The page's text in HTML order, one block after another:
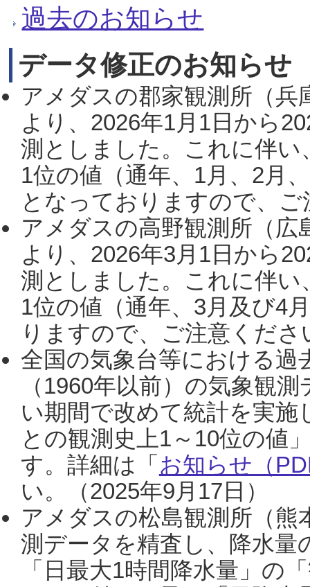
過去のお知らせ
データ修正のお知らせ
アメダスの郡家観測所（
より、2026年1月1日から
測としました。これに伴い
1位の値（通年、1月、2月
となっておりますので、
アメダスの高野観測所（
より、2026年3月1日から
測としました。これに伴い
1位の値（通年、3月及び4
りますので、ご注意くだ
全国の気象台等における過
（1960年以前）の気象観
い期間で改めて統計を実
との観測史上1～10位の値
す。詳細は「 お知らせ（
い。（2025年9月17日）
アメダスの松島観測所（熊
測データを精査し、降水
「日最大1時間降水量」の